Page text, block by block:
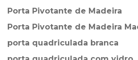
Porta Pivotante de Madeira
Porta Pivotante de Madeira
porta quadriculada branca